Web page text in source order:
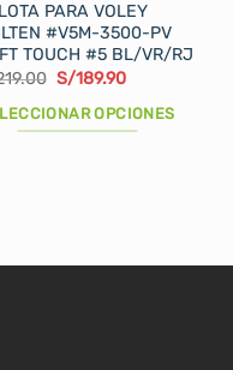
PARA VOLEY
#V5M-3500-PV
TOUCH #5 BL/VR/RJ
El
original
era:
S/189.90El
actual
es:
OPCIONES